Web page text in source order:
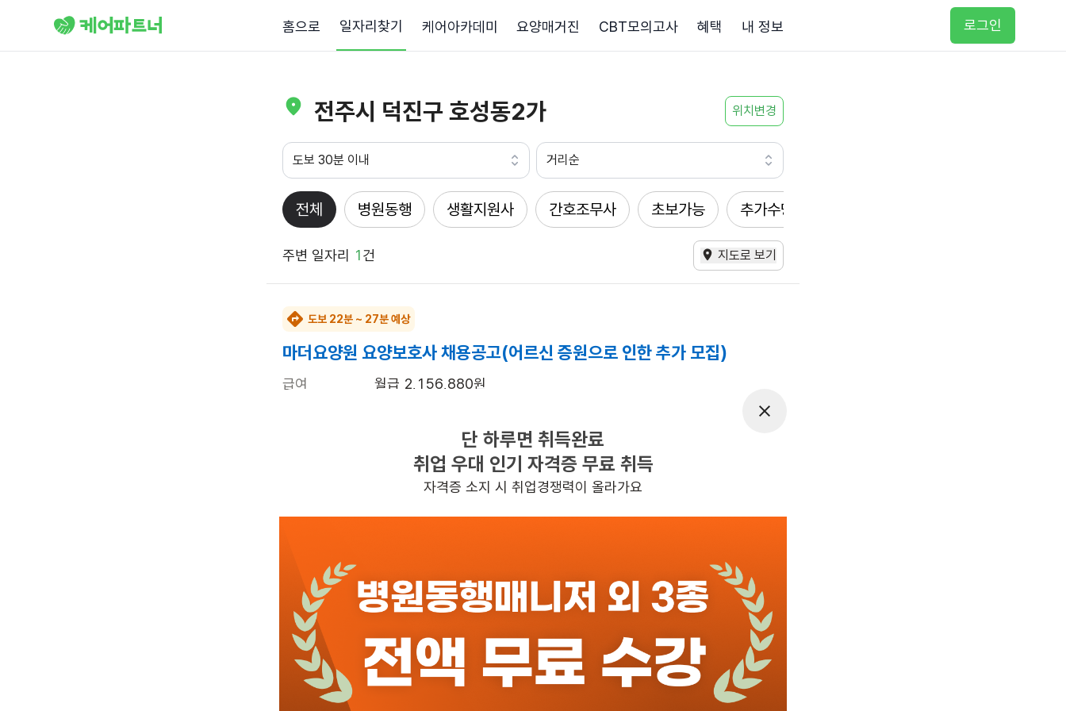
홈으로 일자리찾기 케어아카데미 요양매거진 CBT모의고사 혜택 내 정보 로그인
전주시 덕진구 호성동2가 위치변경
도보 30분 이내 거리순
전체 병원동행 생활지원사 간호조무사 초보가능 추가수당
주변 일자리 1건 지도로 보기
도보 22분 ~ 27분 예상
마더요양원 요양보호사 채용공고(어르신 증원으로 인한 추가 모집)
급여
월급 2,156,880원
07:00~16:00
관심 일자리정보 더보기
반경 3KM 이내의 일자리 확인하기
단 하루면 취득완료
취업 우대 인기 자격증 무료 취득
자격증 소지 시 취업경쟁력이 올라가요